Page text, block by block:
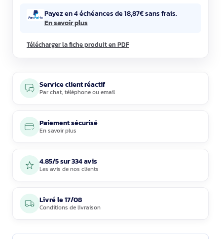
Payez en 4 échéances de 18,87€ sans frais.
En savoir plus
Télécharger la fiche produit en PDF
Service client réactif
Parchat, téléphoneouemail
Paiement sécurisé
En savoir plus
4.85/5 sur 334 avis
Les avis de nos clients
Livré le17/08
Conditions de livraison